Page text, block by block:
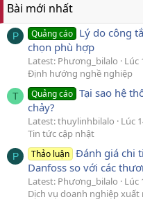
Bài mới nhất
P Quảng cáo Lý do công
chọn phù hợp
Latest: Phương_bilalo
Lúc
Định hướng nghề nghiệp
T Quảng cáo Tại sao hệ
chảy?
Latest: thuylinhbilalo
Lúc
Tin tức cập nhật
P Thảo luận Đánh giá chi
Danfoss so với các
Latest: Phương_bilalo
Lúc
Dịch vụ doanh nghiệp